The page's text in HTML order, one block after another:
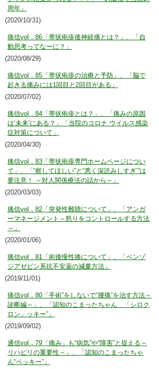
周年」
(2020/10/31)
痛信vol．86「帯状疱疹後神経痛とは？」、「自
動思考ってなーに？」
(2020/08/29)
痛信vol．85「帯状疱疹の治療と予防」、「脳で
起きる痛みには1回目と2回目がある」
(2020/07/02)
痛信vol．84「帯状疱疹とは？」、「痛みの原因
は‘未来’にある？」「当院のコロナ ウイルス感染
症対策について」
(2020/04/30)
痛信vol．83「帯状疱疹専門ホームページについ
て」、「“察してほしい”と“悪く深読みしすぎ’”は
要注意！ ～対人関係療法の話から～」
(2020/03/03)
痛信vol．82「突発性難聴について」、「アンガ
ーマネージメント～怒りをコントロールする方法
～」
(2020/01/06)
痛信vol．81「術後慢性痛について」、「ベンゾ
ジアゼピン系抗不安薬の減量方法」
(2019/11/01)
痛信vol．80「手術”をしないで“腰痛”を治す方法～
診断編～」、「認知のこまったちゃん 「シロク
ロン」ッキー”」
(2019/09/02)
通信vol．79「痛み」も“病気”や“障害”と捉える～
リハビリの重要性～」、「認知のこまったちゃ
ん“ベッキー”」